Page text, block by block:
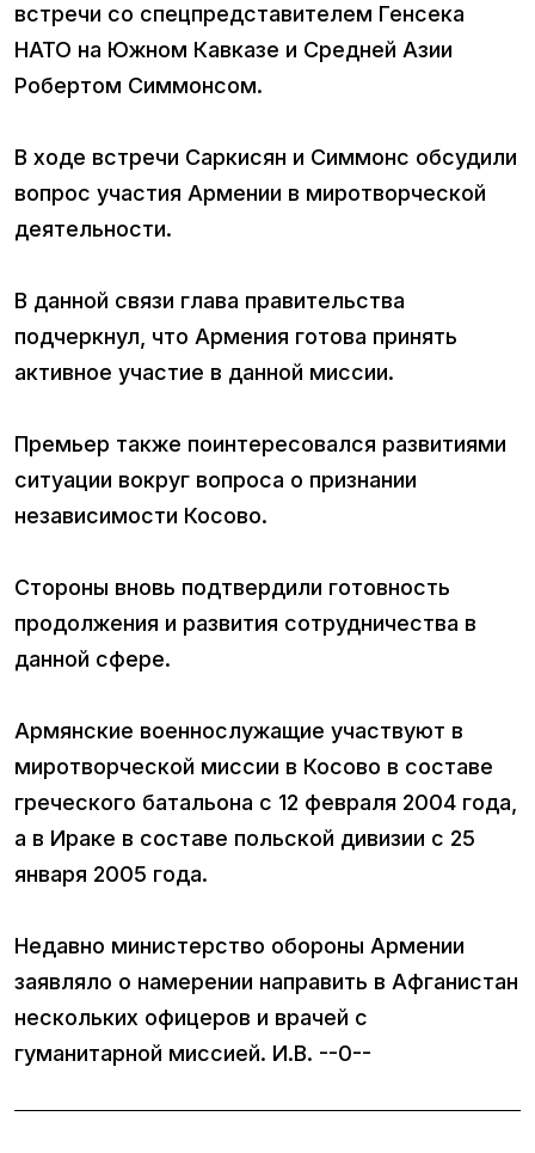
встречи со спецпредставителем Генсека
НАТО на Южном Кавказе и Средней Азии
Робертом Симмонсом.
В ходе встречи Саркисян и Симмонс обсудили
вопрос участия Армении в миротворческой
деятельности.
В данной связи глава правительства
подчеркнул, что Армения готова принять
активное участие в данной миссии.
Премьер также поинтересовался развитиями
ситуации вокруг вопроса о признании
независимости Косово.
Стороны вновь подтвердили готовность
продолжения и развития сотрудничества в
данной сфере.
Армянские военнослужащие участвуют в
миротворческой миссии в Косово в составе
греческого батальона с 12 февраля 2004 года,
а в Ираке в составе польской дивизии с 25
января 2005 года.
Недавно министерство обороны Армении
заявляло о намерении направить в Афганистан
нескольких офицеров и врачей с
гуманитарной миссией. И.В. --0--